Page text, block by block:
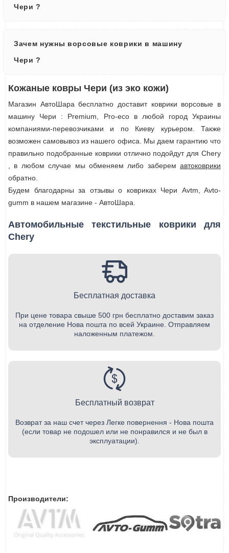
Чери ?
Зачем нужны ворсовые коврики в машину
Чери ?
Кожаные ковры Чери (из эко кожи)
Магазин АвтоШара бесплатно доставит коврики ворсовые в
машину Чери : Premium, Pro-eco в любой город Украины
компаниями-перевозчиками и по Киеву курьером. Также
возможен самовывоз из нашего офиса. Мы даем гарантию что
правильно подобранные коврики отлично подойдут для Chery
, в любом случае мы обменяем либо заберем автоковрики
обратно.
Будем благодарны за отзывы о ковриках Чери Avtm, Avto-
gumm в нашем магазине - АвтоШара.
Автомобильные текстильные коврики для
Chery
Бесплатная доставка
При цене товара свыше 500 грн бесплатно доставим заказ
на отделение Нова пошта по всей Украине. Отправляем
наложенным платежом.
Бесплатный возврат
Возврат за наш счет через Легке повернення - Нова пошта
(если товар не подошел или не понравился и не был в
эксплуатации).
Производители: